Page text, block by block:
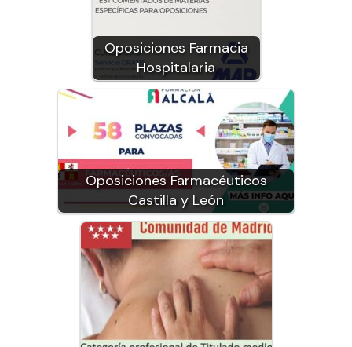
Oposiciones Farmacia
Hospitalaria
Oposiciones Farmacéuticos
Castilla y León